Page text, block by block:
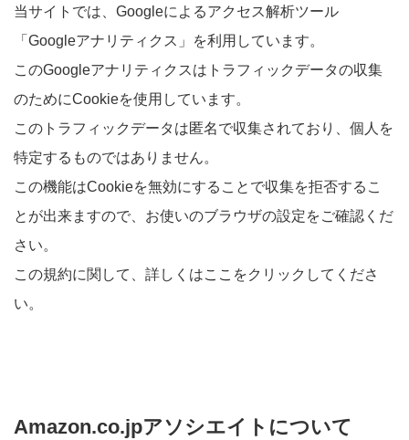
当サイトでは、Googleによるアクセス解析ツール
「Googleアナリティクス」を利用しています。
このGoogleアナリティクスはトラフィックデータの収集
のためにCookieを使用しています。
このトラフィックデータは匿名で収集されており、個人を
特定するものではありません。
この機能はCookieを無効にすることで収集を拒否するこ
とが出来ますので、お使いのブラウザの設定をご確認くだ
さい。
この規約に関して、詳しくはここ をクリックしてくださ
い。
Amazon.co.jpアソシエイトについて